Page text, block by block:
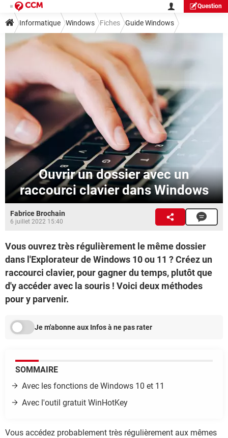
Question
Informatique Windows Fiches Guide Windows
Personnalisation
Ouvrir un dossier avec un
raccourci clavier dans Windows
Fabrice Brochain
6 juillet 2022 15:40
Vous ouvrez très régulièrement le même dossier
dans l'Explorateur de Windows 10 ou 11 ? Créez un
raccourci clavier, pour gagner du temps, plutôt que
d'y accéder avec la souris ! Voici deux méthodes
pour y parvenir.
Je m'abonne aux Infos à ne pas rater
SOMMAIRE
Avec les fonctions de Windows 10 et 11
Avec l'outil gratuit WinHotKey
Vous accédez probablement très régulièrement aux mêmes